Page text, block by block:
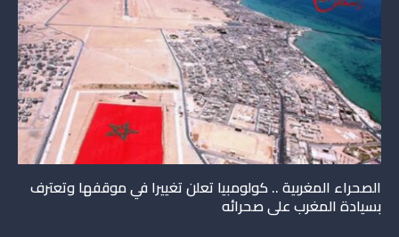
الصحراء المغربية .. كولومبيا تعلن تغييرا في موقفها وتعترف
بسيادة المغرب على صحرائه